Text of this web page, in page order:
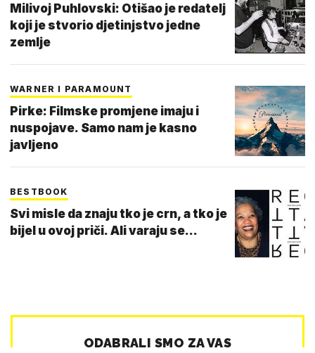
Milivoj Puhlovski: Otišao je redatelj
koji je stvorio djetinjstvo jedne
zemlje
WARNER I PARAMOUNT
Pirke: Filmske promjene imaju i
nuspojave. Samo nam je kasno
javljeno
BESTBOOK
Svi misle da znaju tko je crn, a tko je
bijel u ovoj priči. Ali varaju se...